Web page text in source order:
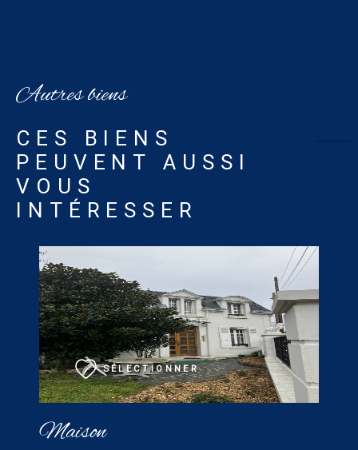
Autres biens
CES BIENS
PEUVENT AUSSI
VOUS
INTÉRESSER
Maison
SÉLECTIONNER
VOIR LE BIEN